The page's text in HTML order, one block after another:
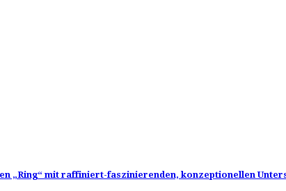
„Ring“ mit raffiniert-faszinierenden, konzeptionellen